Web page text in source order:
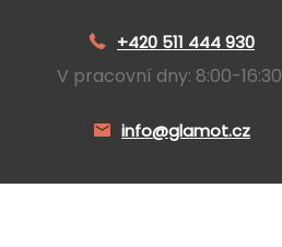
+420 511 444 930
V pracovní dny: 8:00-16:30
info@glamot.cz